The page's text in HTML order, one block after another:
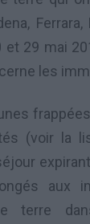
et 29 mai
les
(voir la
aux
terre